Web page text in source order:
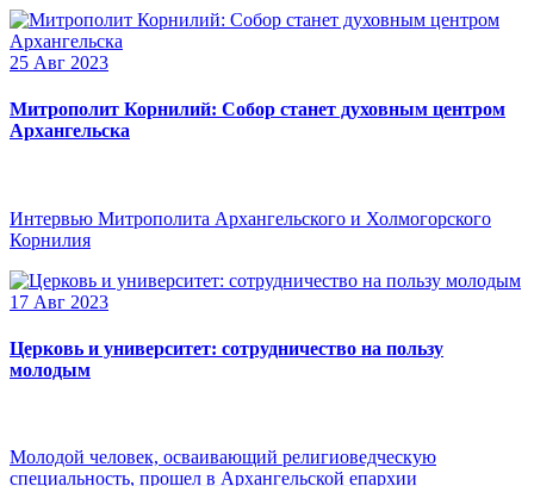
25 Авг 2023
Митрополит Корнилий: Собор станет духовным центром
Архангельска
Интервью Митрополита Архангельского и Холмогорского
Корнилия
17 Авг 2023
Церковь и университет: сотрудничество на пользу
молодым
Молодой человек, осваивающий религиоведческую
специальность, прошел в Архангельской епархии